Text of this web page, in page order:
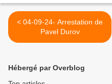
< 04-09-24- Arrestation de
Pavel Durov
Hébergé par Overblog